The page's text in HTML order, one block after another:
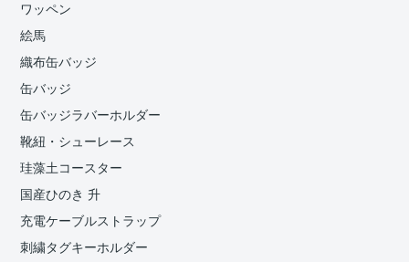
ワッペン
絵馬
織布缶バッジ
缶バッジ
缶バッジラバーホルダー
靴紐・シューレース
珪藻土コースター
国産ひのき 升
充電ケーブルストラップ
刺繍タグキーホルダー